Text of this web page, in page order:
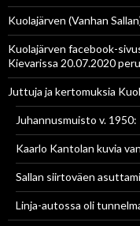
Kuolajärven (Vanhan
Kuolajärven facebook-
Kievarissa 20.07.2020
Juttuja ja kertomuksia
Juhannusmuisto v.
Kaarlo Kantolan kuvia
Sallan siirtoväen
Linja-autossa oli